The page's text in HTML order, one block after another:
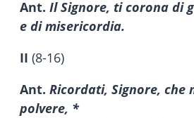
Ant. Il Signore, ti corona di
e di misericordia.
II (8-16)
Ant. Ricordati, Signore, che
polvere, *